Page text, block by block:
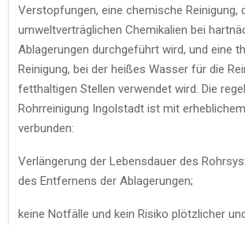
Verstopfungen, eine chemische Reinigung,
umweltverträglichen Chemikalien bei
Ablagerungen durchgeführt wird, und eine
Reinigung, bei der heißes Wasser für die
fetthaltigen Stellen verwendet wird. Die
Rohrreinigung Ingolstadt ist mit
verbunden:
Verlängerung der Lebensdauer des
des Entfernens der Ablagerungen;
keine Notfälle und kein Risiko plötzlicher